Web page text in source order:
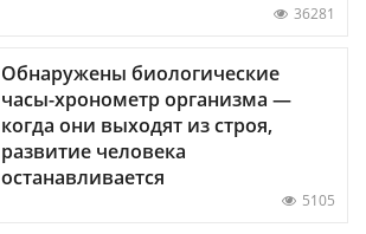
36281
Обнаружены биологические
часы-хронометр организма —
когда они выходят из строя,
развитие человека
останавливается
5105